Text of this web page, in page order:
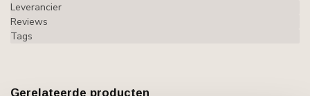
Leverancier
Reviews
Tags
Gerelateerde producten